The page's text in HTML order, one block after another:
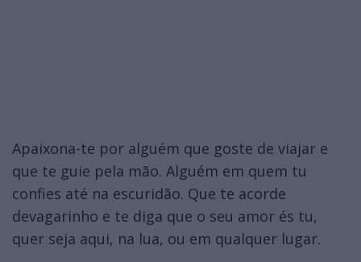
Apaixona-te por alguém que goste de viajar e
que te guie pela mão. Alguém em quem tu
confies até na escuridão. Que te acorde
devagarinho e te diga que o seu amor és tu,
quer seja aqui, na lua, ou em qualquer lugar.